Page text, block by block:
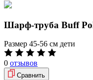
Шарф-труба Buff
Размер 45-56 см дети
0 отзывов
Сравнить